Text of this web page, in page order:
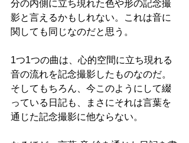
分の内側に立ち現れた色や形の記念撮
影と言えるかもしれない。これは音に
関しても同じなのだと思う。
1つ1つの曲は、心的空間に立ち現れる
音の流れを記念撮影したものなのだ。
そしてもちろん、今このようにして綴
っている日記も、まさにそれは言葉を
通じた記念撮影に他ならない。